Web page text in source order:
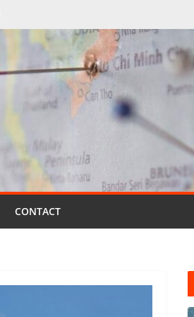
CONTACT